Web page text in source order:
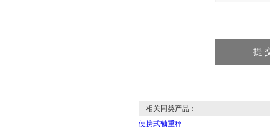
相关同类产品：
便携式轴重秤